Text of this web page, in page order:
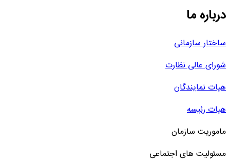
درباره ما
ساختار سازمانی
شورای عالی نظارت
هیات نمایندگان
هیات رئیسه
ماموریت سازمان
مسئولیت های اجتماعی